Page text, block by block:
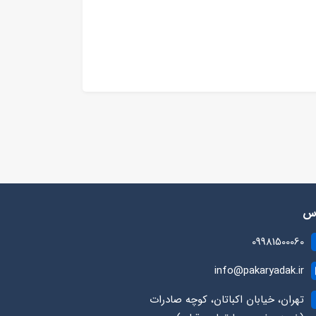
09981500060
info@pakaryadak.ir
تهران، خیابان اکباتان، کوچه صادرات